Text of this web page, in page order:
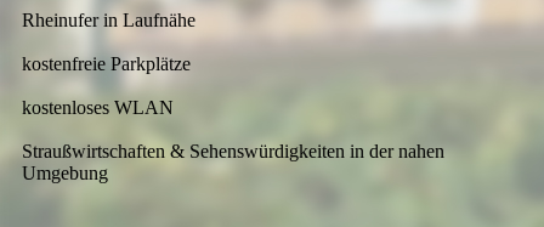
Rheinufer in Laufnähe
kostenfreie Parkplätze
kostenloses WLAN
Straußwirtschaften & Sehenswürdigkeiten in der nahen
Umgebung